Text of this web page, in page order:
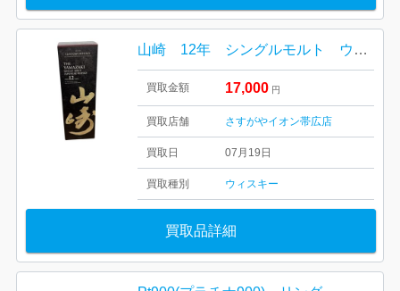
山崎 12年 シングルモルト ウイスキー 箱あり
買取金額 17,000 円
買取店舗 さすがやイオン帯広店
買取日 07月19日
買取種別 ウィスキー
買取品詳細